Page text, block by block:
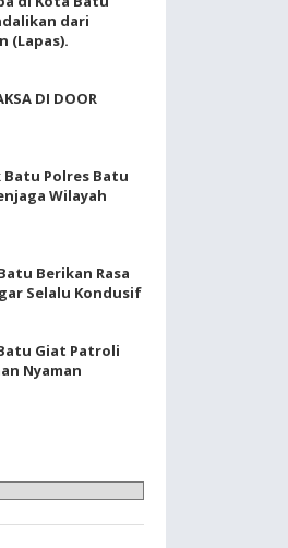
dari
(Lapas).
DI DOOR
Polres Batu
Wilayah
Berikan Rasa
Selalu Kondusif
Giat Patroli
Nyaman